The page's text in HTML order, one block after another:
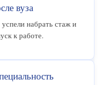
вуза
набрать стаж и
к работе.